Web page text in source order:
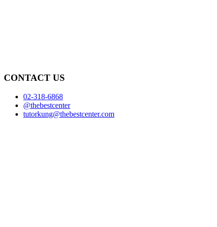
CONTACT US
02-318-6868
@thebestcenter
tutorkung@thebestcenter.com